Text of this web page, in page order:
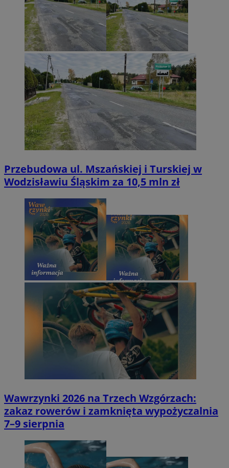
Przebudowa ul. Mszańskiej i Turskiej w
Wodzisławiu Śląskim za 10,5 mln zł
Wawrzynki 2026 na Trzech Wzgórzach:
zakaz rowerów i zamknięta wypożyczalnia
7–9 sierpnia